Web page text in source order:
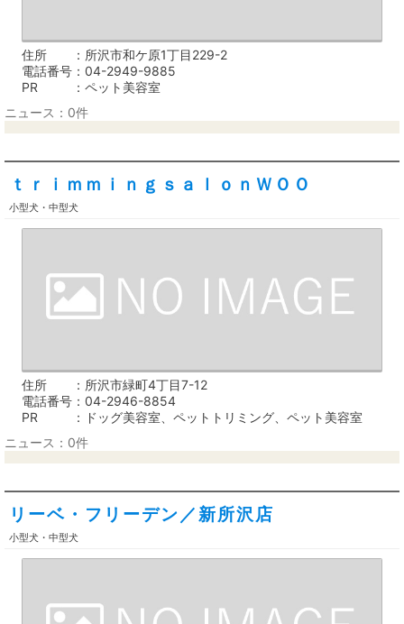
住所
所沢市和ケ原1丁目229-2
電話番号
04-2949-9885
PR
ペット美容室
ニュース：0件
ｔｒｉｍｍｉｎｇｓａｌｏｎＷＯＯ
小型犬・中型犬
住所
所沢市緑町4丁目7-12
電話番号
04-2946-8854
PR
ドッグ美容室、ペットトリミング、ペット美容室
ニュース：0件
リーベ・フリーデン／新所沢店
小型犬・中型犬